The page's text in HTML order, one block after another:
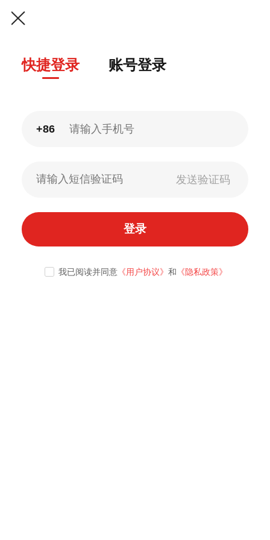
快捷登录 账号登录
+86
登录
我已阅读并同意 《用户协议》和 《隐私政策》